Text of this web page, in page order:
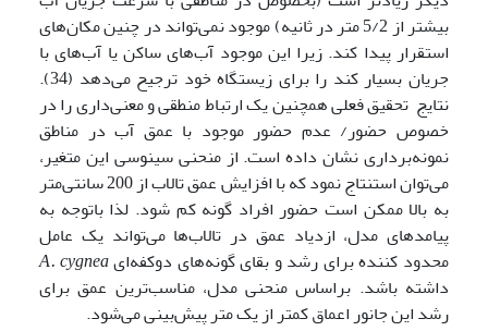
بیشتر از 5/2 متر در ثانیه) موجود نمی‌تواند در چنین مکان‌های
استقرار پیدا کند. زیرا این موجود آب‌های ساکن یا آب‌های با
جریان بسیار کند را برای زیستگاه خود ترجیح می‌دهد (34).
نتایج تحقیق فعلی همچنین یک ارتباط منطقی و معنی‌داری را در
خصوص حضور/ عدم حضور موجود با عمق آب در مناطق
نمونه‌برداری نشان داده است. از منحنی سینوسی این متغیر،
می‌توان استنتاج نمود که با افزایش عمق تالاب از 200 سانتی‌متر
به بالا ممکن است حضور افراد گونه کم شود. لذا باتوجه به
پیامدهای مدل، ازدیاد عمق‌ در تالاب‌ها می‌تواند یک عامل
محدود کننده برای رشد و بقای گونه‌های دوکفه‌ای
A.cygnea
داشته باشد. براساس منحنی مدل، مناسب‌ترین عمق برای
رشد این جانور اعماق کمتر از یک متر پیش‌بینی می‌شود.